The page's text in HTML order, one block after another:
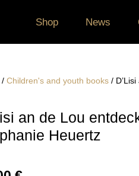
Shop News
/ Children's and youth books /
an de Lou
Heuertz